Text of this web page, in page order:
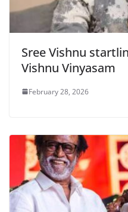
Sree Vishnu
Vishnu Vinyasam
February 28, 2026